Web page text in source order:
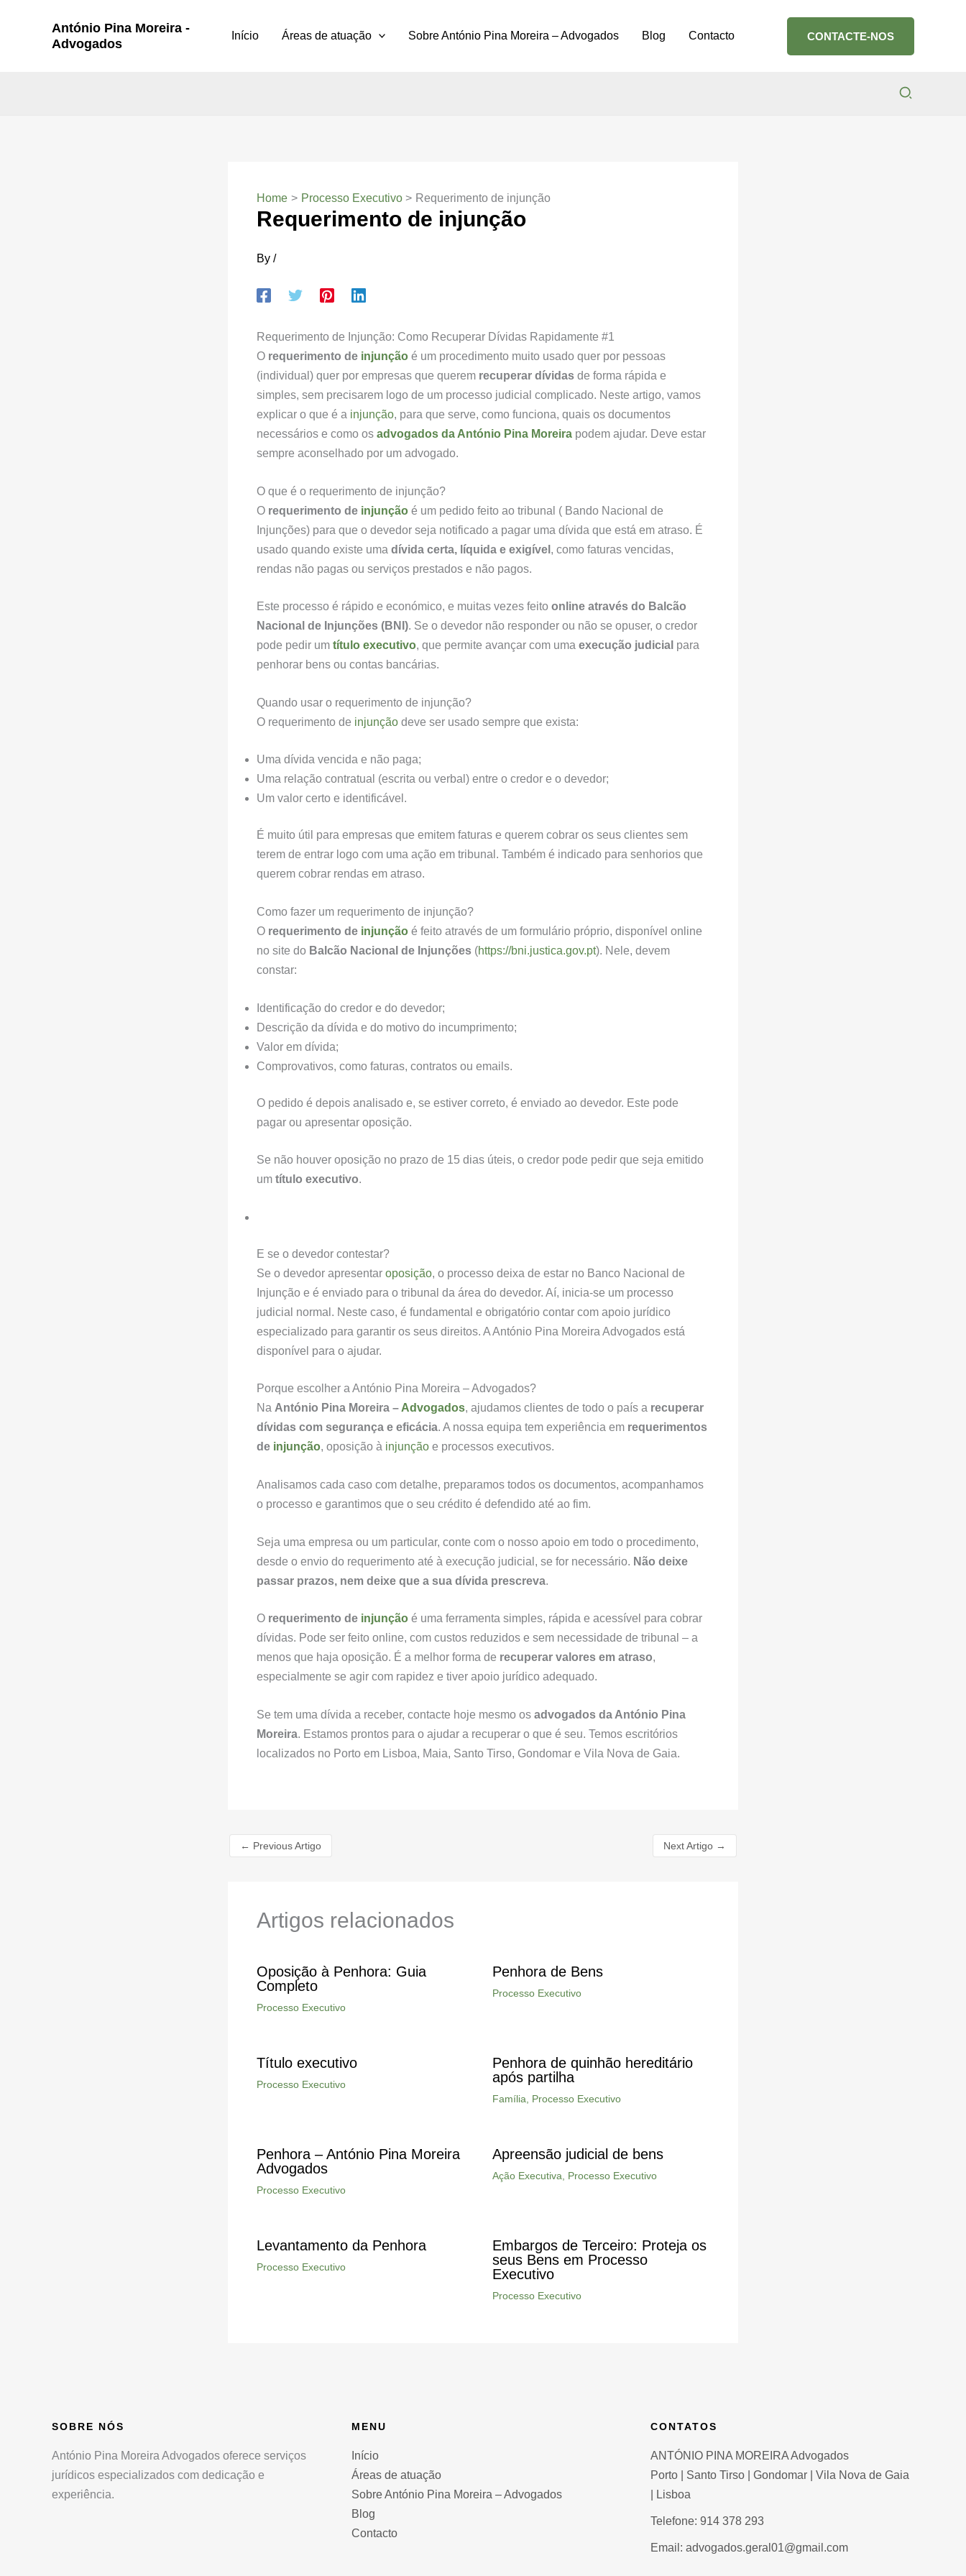
António Pina Moreira -
Advogados
Início Áreas de atuação Sobre António Pina Moreira – Advogados Blog Contacto CONTACTE-NOS
Search
Home Processo Executivo Requerimento de injunção
Requerimento de injunção
By /
Requerimento de Injunção: Como Recuperar Dívidas Rapidamente #1
O requerimento de injunção é um procedimento muito usado quer por pessoas
(individual) quer por empresas que querem recuperar dívidas de forma rápida e
simples, sem precisarem logo de um processo judicial complicado. Neste artigo, vamos
explicar o que é a injunção, para que serve, como funciona, quais os documentos
necessários e como os advogados da António Pina Moreira podem ajudar. Deve estar
sempre aconselhado por um advogado.
O que é o requerimento de injunção?
O requerimento de injunção é um pedido feito ao tribunal ( Bando Nacional de
Injunções) para que o devedor seja notificado a pagar uma dívida que está em atraso. É
usado quando existe uma dívida certa, líquida e exigível , como faturas vencidas,
rendas não pagas ou serviços prestados e não pagos.
Este processo é rápido e económico, e muitas vezes feito online através do Balcão
Nacional de Injunções (BNI). Se o devedor não responder ou não se opuser, o credor
pode pedir um título executivo, que permite avançar com uma execução judicial para
penhorar bens ou contas bancárias.
Quando usar o requerimento de injunção?
O requerimento de injunção deve ser usado sempre que exista:
Uma dívida vencida e não paga;
Uma relação contratual (escrita ou verbal) entre o credor e o devedor;
Um valor certo e identificável.
É muito útil para empresas que emitem faturas e querem cobrar os seus clientes sem
terem de entrar logo com uma ação em tribunal. Também é indicado para senhorios que
querem cobrar rendas em atraso.
Como fazer um requerimento de injunção?
O requerimento de injunção é feito através de um formulário próprio, disponível online
no site do Balcão Nacional de Injunções (https://bni.justica.gov.pt). Nele, devem
constar:
Identificação do credor e do devedor;
Descrição da dívida e do motivo do incumprimento;
Valor em dívida;
Comprovativos, como faturas, contratos ou emails.
O pedido é depois analisado e, se estiver correto, é enviado ao devedor. Este pode
pagar ou apresentar oposição.
Se não houver oposição no prazo de 15 dias úteis, o credor pode pedir que seja emitido
um título executivo.
E se o devedor contestar?
Se o devedor apresentar oposição, o processo deixa de estar no Banco Nacional de
Injunção e é enviado para o tribunal da área do devedor. Aí, inicia-se um processo
judicial normal. Neste caso, é fundamental e obrigatório contar com apoio jurídico
especializado para garantir os seus direitos. A António Pina Moreira Advogados está
disponível para o ajudar.
Porque escolher a António Pina Moreira – Advogados?
Na António Pina Moreira – Advogados, ajudamos clientes de todo o país a recuperar
dívidas com segurança e eficácia. A nossa equipa tem experiência em requerimentos
de injunção, oposição à injunção e processos executivos.
Analisamos cada caso com detalhe, preparamos todos os documentos, acompanhamos
o processo e garantimos que o seu crédito é defendido até ao fim.
Seja uma empresa ou um particular, conte com o nosso apoio em todo o procedimento,
desde o envio do requerimento até à execução judicial, se for necessário. Não deixe
passar prazos, nem deixe que a sua dívida prescreva.
O requerimento de injunção é uma ferramenta simples, rápida e acessível para cobrar
dívidas. Pode ser feito online, com custos reduzidos e sem necessidade de tribunal – a
menos que haja oposição. É a melhor forma de recuperar valores em atraso,
especialmente se agir com rapidez e tiver apoio jurídico adequado.
Se tem uma dívida a receber, contacte hoje mesmo os advogados da António Pina
Moreira. Estamos prontos para o ajudar a recuperar o que é seu. Temos escritórios
localizados no Porto em Lisboa, Maia, Santo Tirso, Gondomar e Vila Nova de Gaia.
← Previous Artigo Next Artigo →
Artigos relacionados
Oposição à Penhora: Guia
Completo
Processo Executivo
Penhora de Bens
Processo Executivo
Título executivo
Processo Executivo
Penhora de quinhão hereditário
após partilha
Família, Processo Executivo
Penhora – António Pina Moreira
Advogados
Processo Executivo
Apreensão judicial de bens
Ação Executiva, Processo Executivo
Levantamento da Penhora
Processo Executivo
Embargos de Terceiro: Proteja os
seus Bens em Processo
Executivo
Processo Executivo
SOBRE NÓS
António Pina Moreira Advogados oferece serviços
jurídicos especializados com dedicação e
experiência.
MENU
Início
Áreas de atuação
Sobre António Pina Moreira – Advogados
Blog
Contacto
CONTATOS
ANTÓNIO PINA MOREIRA Advogados
Porto | Santo Tirso | Gondomar | Vila Nova de Gaia
| Lisboa
Telefone: 914 378 293
Email: advogados.geral01@gmail.com